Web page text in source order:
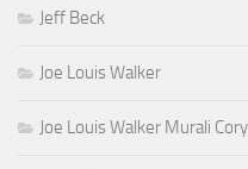
Jeff Beck
Joe Louis Walker
Joe Louis Walker Murali